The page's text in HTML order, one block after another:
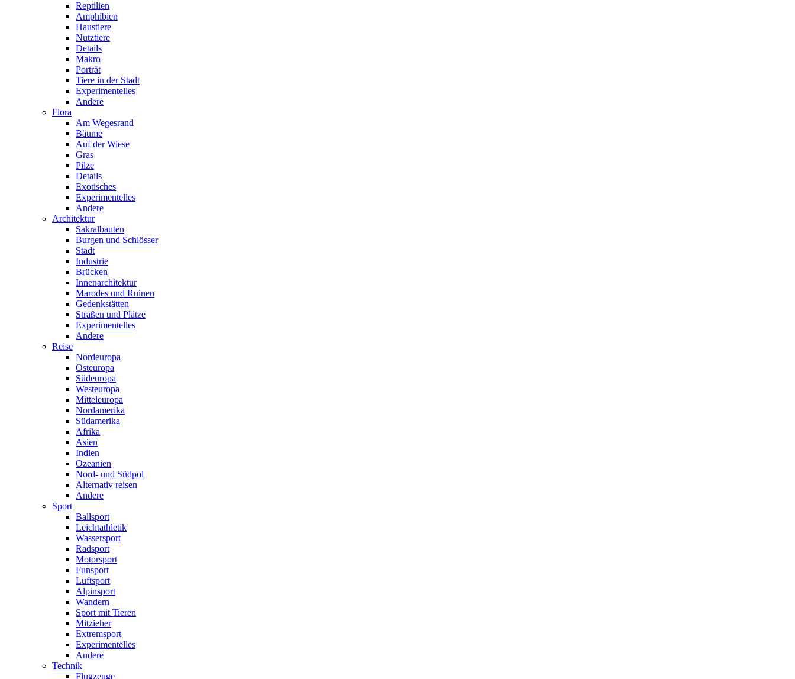
Reptilien
Amphibien
Haustiere
Nutztiere
Details
Makro
Porträt
Tiere in der Stadt
Experimentelles
Andere
Flora
Am Wegesrand
Bäume
Auf der Wiese
Gras
Pilze
Details
Exotisches
Experimentelles
Andere
Architektur
Sakralbauten
Burgen und Schlösser
Stadt
Industrie
Brücken
Innenarchitektur
Marodes und Ruinen
Gedenkstätten
Straßen und Plätze
Experimentelles
Andere
Reise
Nordeuropa
Osteuropa
Südeuropa
Westeuropa
Mitteleuropa
Nordamerika
Südamerika
Afrika
Asien
Indien
Ozeanien
Nord- und Südpol
Alternativ reisen
Andere
Sport
Ballsport
Leichtathletik
Wassersport
Radsport
Motorsport
Funsport
Luftsport
Alpinsport
Wandern
Sport mit Tieren
Mitzieher
Extremsport
Experimentelles
Andere
Technik
Flugzeuge